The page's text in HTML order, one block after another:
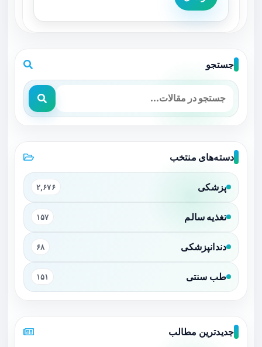
جستجو
دسته‌های منتخب
پزشکی ۲,۶۷۶
تغذیه سالم ۱۵۷
دندانپزشکی ۶۸
طب سنتی ۱۵۱
جدیدترین مطالب